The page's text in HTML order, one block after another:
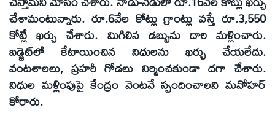
చేశామంటున్నారు. రూ.6వేల కోట్లు గ్రాంట్లు వస్తే రూ.3,550
కోట్లే ఖర్చు చేశారు. మిగిలిన డబ్బును దారి మళ్లించారు.
బడ్జెట్‌లో కేటాయించిన నిధులను ఖర్చు చేయలేదు.
వంటశాలలు, ప్రహరీ గోడలు నిర్మించకుండా దగా చేశారు.
నిధుల మళ్లింపుపై కేంద్రం వెంటనే స్పందించాలని మనోహర్‌
కోరారు.